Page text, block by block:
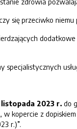
się przeciwko
specjalistycznych
listopada 2023 r. do
kopercie z
r.)”.